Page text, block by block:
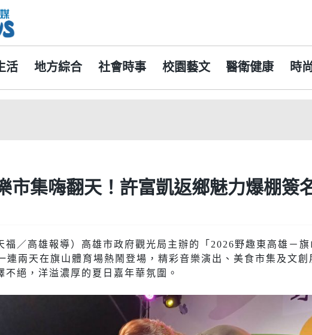
活 地方綜合 社會時事 校園藝文 醫衛健康 時
市集嗨翻天！許富凱返鄉魅力爆棚簽
福／高雄報導）高雄市政府觀光局主辦的「2026野趣東高雄－
連兩天在旗山體育場熱鬧登場，精彩音樂演出、美食市集及文
不絕，洋溢濃厚的夏日嘉年華氛圍。